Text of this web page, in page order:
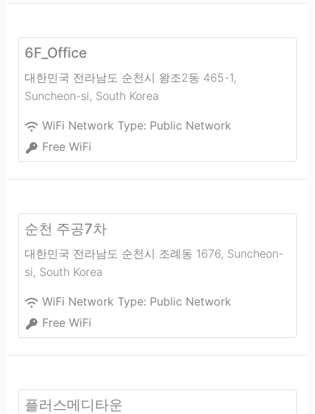
6F_Office
대한민국 전라남도 순천시 왕조2동 465-1,
Suncheon-si, South Korea
WiFi Network Type: Public Network
Free WiFi
순천 주공7차
대한민국 전라남도 순천시 조례동 1676, Suncheon-
si, South Korea
WiFi Network Type: Public Network
Free WiFi
플러스메디타운